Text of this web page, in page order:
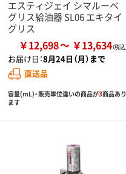
エスティジェイ シマルーベ
グリス給油器 SL06 エキタイ
グリス
￥12,698 ￥13,634
お届け日：8月24日（月）まで
直送品
容量(mL)・販売単位違いの商品が3商品あり
ます